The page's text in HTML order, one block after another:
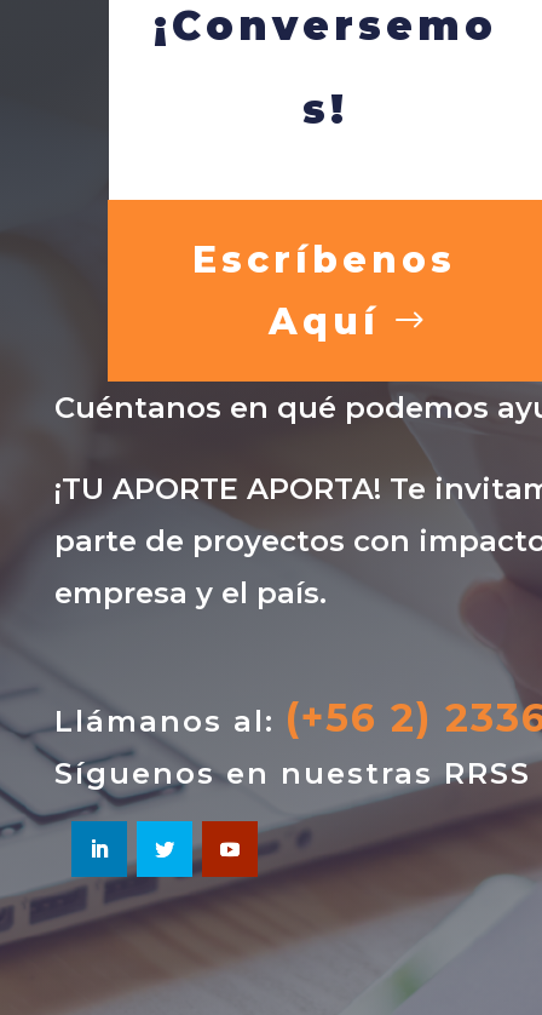
¡Conversemo
s!
Escríbenos
Aquí
Cuéntanos en qué podemos
¡TU APORTE APORTA! Te
parte de proyectos con
empresa y el país.
Llámanos al: (+56 2)
Síguenos en nuestras RRSS